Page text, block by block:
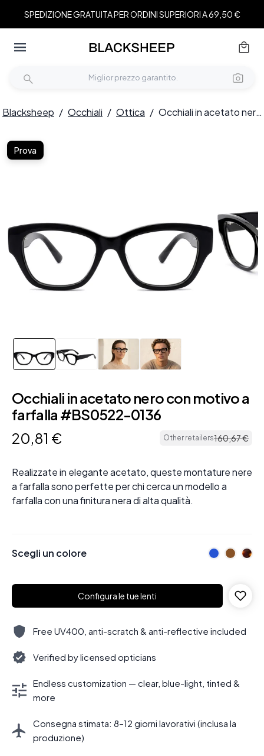
SPEDIZIONE GRATUITA PER ORDINI SUPERIORI A 69,50 €
Blacksheep / Occhiali / Ottica / Occhiali in acetato nero con motivo a farfalla #BS0522-0136
Prova
Occhiali in acetato nero con motivo a
farfalla #BS0522-0136
20,81 € Other retailers160,67€
Realizzate in elegante acetato, queste montature nere
a farfalla sono perfette per chi cerca un modello a
farfalla con una finitura nera di alta qualità.
Scegli un colore
Configura le tue lenti
Free UV400, anti-scratch & anti-reflective included
Verified by licensed opticians
Endless customization — clear, blue-light, tinted &
more
Consegna stimata: 8–12 giorni lavorativi (inclusa la
produzione)